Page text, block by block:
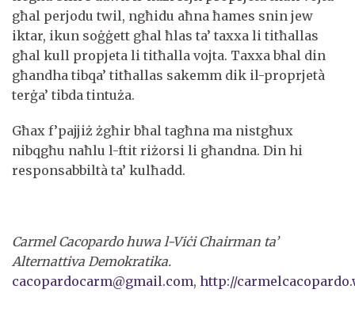
għal perjodu twil, ngħidu aħna ħames snin jew
iktar, ikun soġġett għal ħlas ta’ taxxa li titħallas
għal kull propjeta li titħalla vojta. Taxxa bħal din
għandha tibqa’ titħallas sakemm dik il-proprjetà
terġa’ tibda tintuża.
Għax f’pajjiż żgħir bħal tagħna ma nistgħux
nibqgħu naħlu l-ftit riżorsi li għandna. Din hi
responsabbiltà ta’ kulħadd.
Carmel Cacopardo huwa l-Viċi Chairman ta’
Alternattiva Demokratika.
cacopardocarm@gmail.com, http://